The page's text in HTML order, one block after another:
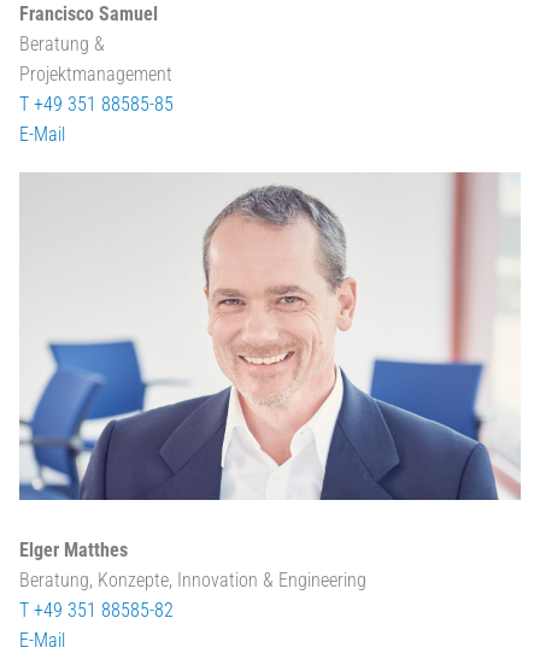
Francisco Samuel
Beratung &
Projektmanagement
T +49 351 88585-85
E-Mail
Elger Matthes
Beratung, Konzepte, Innovation & Engineering
T +49 351 88585-82
E-Mail